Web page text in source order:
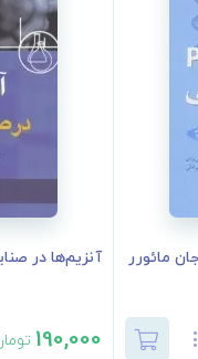
آنزیم‌ها در
190,000